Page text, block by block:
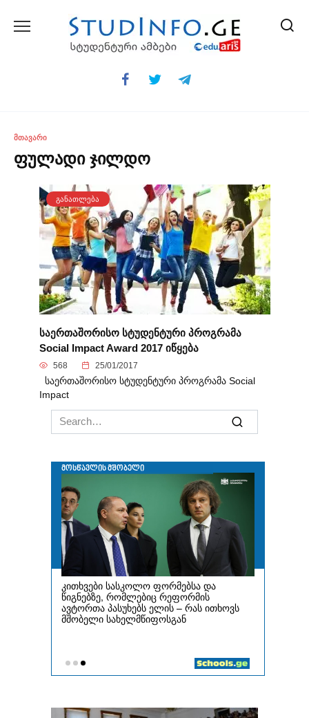
ᲛᲗᲐᲕᲐᲠᲘ
ფულადი ჯილდო
ᲒᲐᲜᲐᲗᲚᲔᲑᲐ
საერთაშორისო სტუდენტური პროგრამა
Social Impact Award 2017 იწყება
568 25/01/2017
საერთაშორისო სტუდენტური პროგრამა Social
Impact
Search
for: